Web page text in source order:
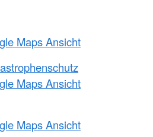
Maps Ansicht
Maps Ansicht
Maps Ansicht